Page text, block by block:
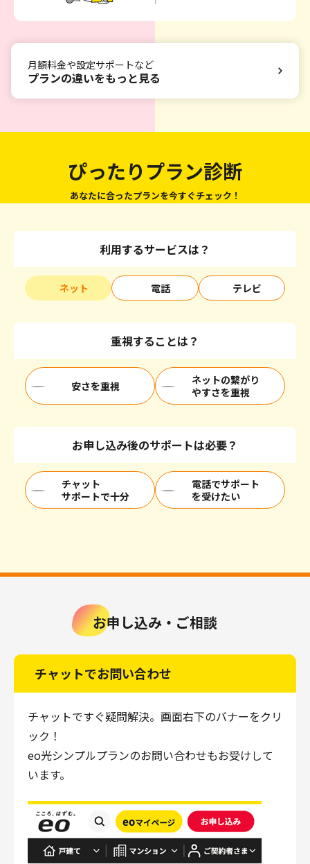
月額料金や設定サポートなど
プランの違いをもっと見る
ぴったりプラン診断
あなたに合ったプランを今すぐチェック！
利用するサービスは？
ネット 電話 テレビ
重視することは？
安さを重視
ネットの繋がり
やすさを重視
お申し込み後のサポートは必要？
チャット
サポートで十分
電話でサポート
を受けたい
お申し込み・ご相談
チャットでお問い合わせ
チャットですぐ疑問解決。画面右下のバナーをクリ
ック！
eo光シンプルプランのお問い合わせもお受けして
います。